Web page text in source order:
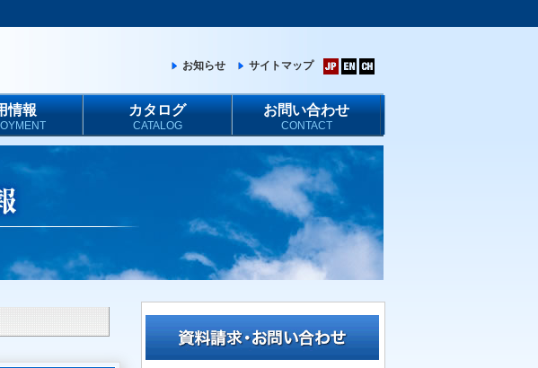
お知らせ サイトマップ
情報 カタログ
CATALOG
お問い合わせ
CONTACT